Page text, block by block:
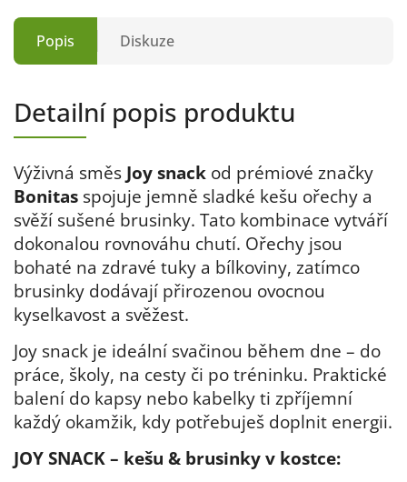
Popis Diskuze
Detailní popis produktu
Výživná směs Joy snack od prémiové značky
Bonitas spojuje jemně sladké kešu ořechy a
svěží sušené brusinky. Tato kombinace vytváří
dokonalou rovnováhu chutí. Ořechy jsou
bohaté na zdravé tuky a bílkoviny, zatímco
brusinky dodávají přirozenou ovocnou
kyselkavost a svěžest.
Joy snack je ideální svačinou během dne – do
práce, školy, na cesty či po tréninku. Praktické
balení do kapsy nebo kabelky ti zpříjemní
každý okamžik, kdy potřebuješ doplnit energii.
JOY SNACK – kešu & brusinky v kostce: